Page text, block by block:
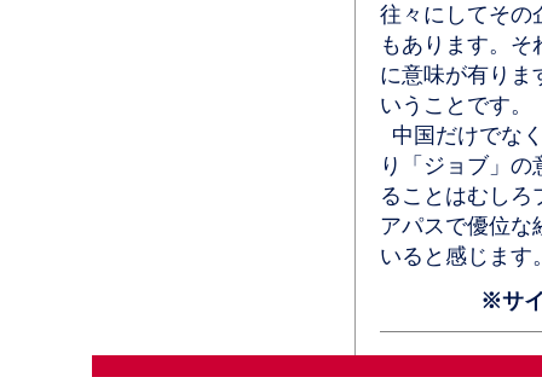
往々にしてその
もあります。
に意味が有りま
いうことです。
中国だけでな
り「ジョブ」
ることはむしろ
アパスで優位な
いると感じます
※サ